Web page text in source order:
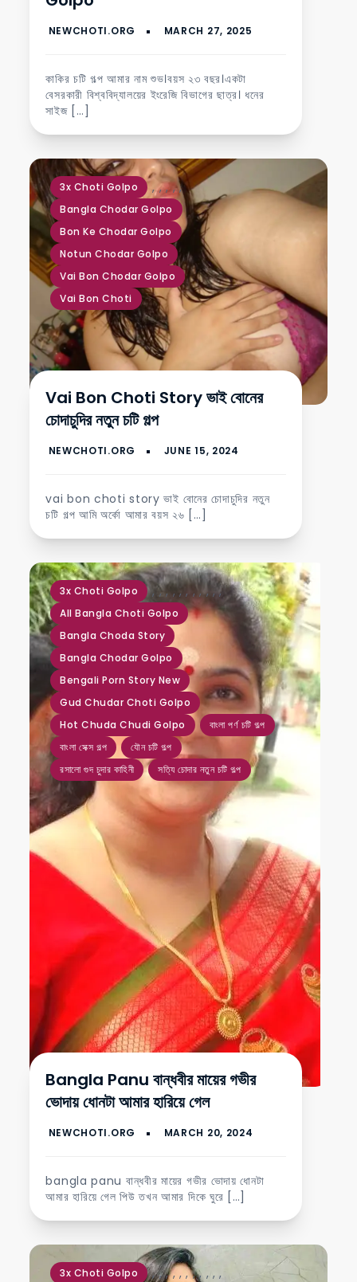
কাকির চটি গল্প আমার নাম শুভ।বয়স ২৩ বছর।একটা
বেসরকারী বিশ্ববিদ্যালয়ের ইংরেজি বিভাগের ছাত্র। ধনের
সাইজ […]
3x Choti Golpo ,
Bangla Chodar Golpo
,
Bon Ke Chodar Golpo
,
Notun Chodar Golpo
,
Vai Bon Chodar Golpo
,
Vai Bon Choti
Vai Bon Choti Story ভাই বোনের
চোদাচুদির নতুন চটি গল্প
vai bon choti story ভাই বোনের চোদাচুদির নতুন
চটি গল্প আমি অর্কো আমার বয়স ২৬ […]
3x Choti Golpo ,
All Bangla Choti Golpo
,
Bangla Choda Story
,
Bangla Chodar Golpo
,
Bengali Porn Story New
,
Gud Chudar Choti Golpo
,
Hot Chuda Chudi Golpo
,
বাংলা পর্ণ চটি গল্প
,
বাংলা সেক্স গল্প
,
যৌন চটি গল্প
,
রসালো গুদ চুদার কাহিনী
,
সত্যি চোদার নতুন চটি গল্প
Bangla Panu বান্ধবীর মায়ের গভীর
ভোদায় ধোনটা আমার হারিয়ে গেল
bangla panu বান্ধবীর মায়ের গভীর ভোদায় ধোনটা
আমার হারিয়ে গেল পিউ তখন আমার দিকে ঘুরে […]
3x Choti Golpo ,,,,,,,, ,,,